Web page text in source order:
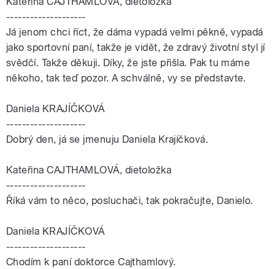
--------------------
Já jenom chci říct, že dáma vypadá velmi pěkně, vypadá
jako sportovní paní, takže je vidět, že zdravý životní styl jí
svědčí. Takže děkuji. Díky, že jste přišla. Pak tu máme
někoho, tak teď pozor. A schválně, vy se představte.
Daniela KRAJÍČKOVÁ
--------------------
Dobrý den, já se jmenuju Daniela Krajíčková.
Kateřina CAJTHAMLOVÁ, dietoložka
--------------------
Říká vám to něco, posluchači, tak pokračujte, Danielo.
Daniela KRAJÍČKOVÁ
--------------------
Chodím k paní doktorce Cajthamlový.